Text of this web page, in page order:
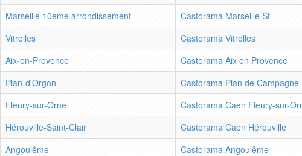
Marseille 10ème arrondissement
Castorama Marseille St
Vitrolles
Castorama Vitrolles
Aix-en-Provence
Castorama Aix en Provence
Plan-d'Orgon
Castorama Plan de Campagne
Fleury-sur-Orne
Castorama Caen Fleury-sur-
Hérouville-Saint-Clair
Castorama Caen Hérouville
Angoulême
Castorama Angoulême